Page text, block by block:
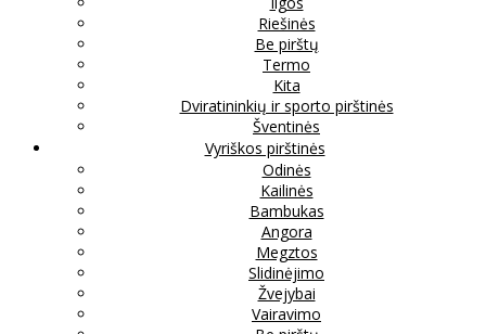
Riešinės
Be pirštų
Termo
Kita
Dviratininkių ir sporto pirštinės
Šventinės
Vyriškos pirštinės
Odinės
Kailinės
Bambukas
Angora
Megztos
Slidinėjimo
Žvejybai
Vairavimo